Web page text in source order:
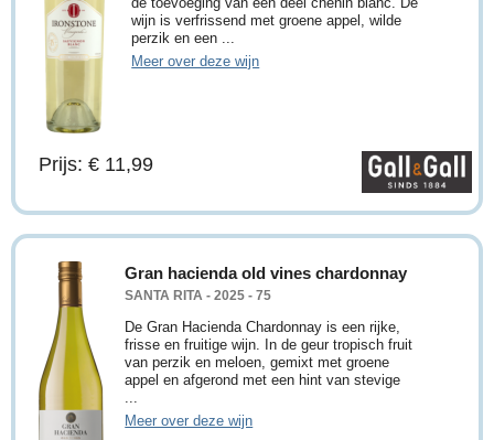
wijn is verfrissend met groene appel, wilde
perzik en een ...
Meer over deze wijn
Prijs: € 11,99
Gran hacienda old vines chardonnay
SANTA RITA - 2025 - 75
De Gran Hacienda Chardonnay is een rijke,
frisse en fruitige wijn. In de geur tropisch fruit
van perzik en meloen, gemixt met groene
appel en afgerond met een hint van stevige
...
Meer over deze wijn